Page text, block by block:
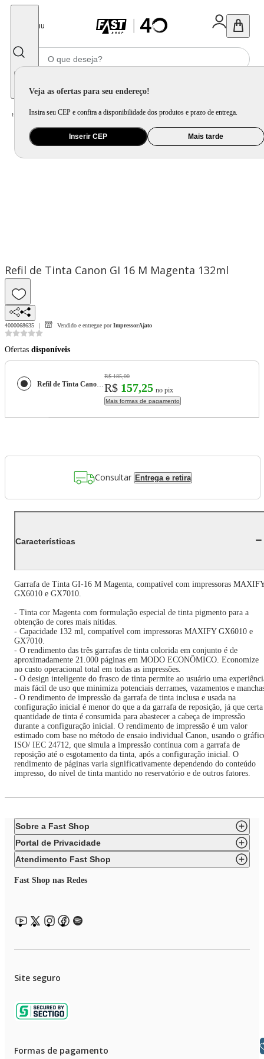
Menu
Veja as ofertas para seu endereço!
Insira seu CEP e confira a disponibilidade dos produtos e prazo de entrega.
Inserir CEP Mais tarde
Home Informática e Games / Software e Insumo / Cartucho de Tinta, Toner e Tinta para Impressora
Refil de Tinta Canon GI 16 M Magenta 132ml
4000068635 Vendido e entregue por ImpressorAjato
Ofertas disponíveis
Refil de Tinta Canon GI 16 M Magenta 132ml
R$ 185,00
R$ 157,25 no pix
Mais formas de pagamento
Consultar Entrega e retira
Características
Garrafa de Tinta GI-16 M Magenta, compatível com impressoras
GX6010 e GX7010.
- Tinta cor Magenta com formulação especial de tinta pigmento para a
obtenção de cores mais nítidas.
- Capacidade 132 ml, compatível com impressoras MAXIFY GX6010 e
GX7010.
- O rendimento das três garrafas de tinta colorida em conjunto é de
aproximadamente 21.000 páginas em MODO ECONÔMICO. Economize
no custo operacional total em todas as impressões.
- O design inteligente do frasco de tinta permite ao usuário uma
mais fácil de uso que minimiza potenciais derrames, vazamentos e
- O rendimento de impressão da garrafa de tinta inclusa e usada na
configuração inicial é menor do que a da garrafa de reposição, já que certa
quantidade de tinta é consumida para abastecer a cabeça de impressão
durante a configuração inicial. O rendimento de impressão é um valor
estimado com base no método de ensaio individual Canon, usando o
ISO/ IEC 24712, que simula a impressão contínua com a garrafa de
reposição até o esgotamento da tinta, após a configuração inicial. O
rendimento de páginas varia significativamente dependendo do conteúdo
impresso, do nível de tinta mantido no reservatório e de outros fatores.
Sobre a Fast Shop
Portal de Privacidade
Atendimento Fast Shop
Fast Shop nas Redes
Site seguro
Formas de pagamento